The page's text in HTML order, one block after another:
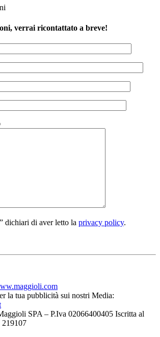
verrai ricontattato a breve!
dichiari di aver letto la privacy policy.
la tua pubblicità sui nostri Media:
SPA – P.Iva 02066400405 Iscritta al